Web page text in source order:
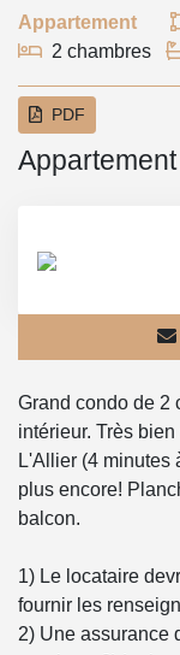
Appartement
2 chambres
PDF
Grand condo de 2
intérieur. Très
L'Allier (4 minutes
plus encore!
balcon.
1) Le locataire
fournir les
2) Une assurance